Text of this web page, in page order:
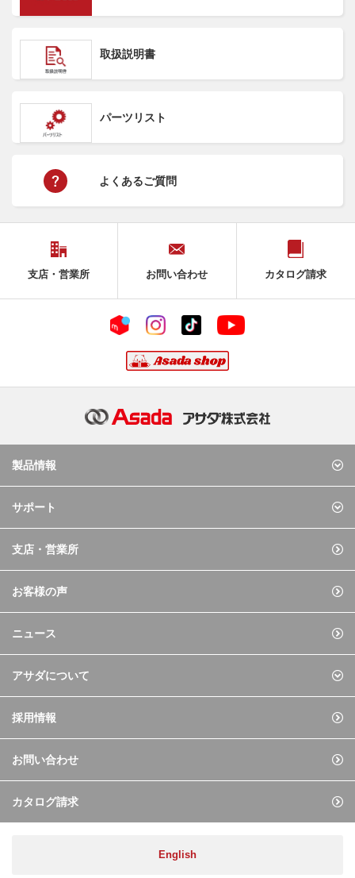
取扱説明書
パーツリスト
よくあるご質問
支店・営業所 お問い合わせ カタログ請求
製品情報
サポート
支店・営業所
お客様の声
ニュース
アサダについて
採用情報
お問い合わせ
カタログ請求
English